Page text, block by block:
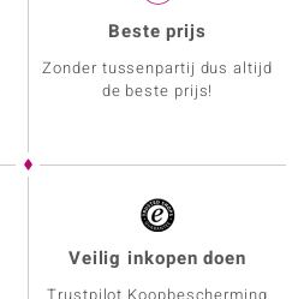
Beste prijs
Zonder tussenpartij dus altijd
de beste prijs!
Veilig inkopen doen